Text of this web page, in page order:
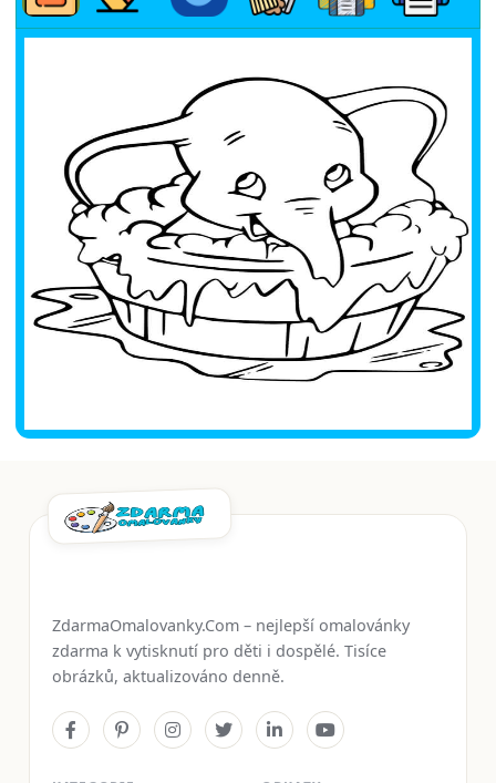
ZdarmaOmalovanky.Com – nejlepší omalovánky
zdarma k vytisknutí pro děti i dospělé. Tisíce
obrázků, aktualizováno denně.